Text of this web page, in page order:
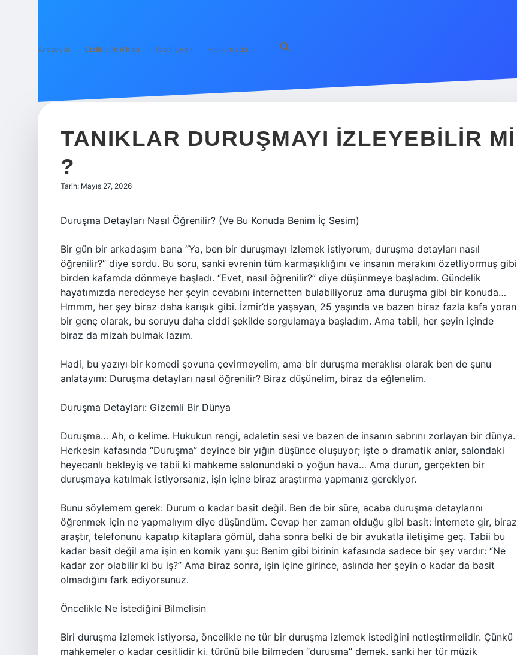
Anasayfa Gizlilik Politikası Yasal Uyarı Hakkımızda
TANIKLAR DURUŞMAYI IZLEYEBILIR MI
?
Tarih: Mayıs 27, 2026
Duruşma Detayları Nasıl Öğrenilir? (Ve Bu Konuda Benim İç Sesim)
Bir gün bir arkadaşım bana “Ya, ben bir duruşmayı izlemek istiyorum, duruşma detayları nasıl
öğrenilir?” diye sordu. Bu soru, sanki evrenin tüm karmaşıklığını ve insanın merakını özetliyormuş gibi
birden kafamda dönmeye başladı. “Evet, nasıl öğrenilir?” diye düşünmeye başladım. Gündelik
hayatımızda neredeyse her şeyin cevabını internetten bulabiliyoruz ama duruşma gibi bir konuda…
Hmmm, her şey biraz daha karışık gibi. İzmir’de yaşayan, 25 yaşında ve bazen biraz fazla kafa yoran
bir genç olarak, bu soruyu daha ciddi şekilde sorgulamaya başladım. Ama tabii, her şeyin içinde
biraz da mizah bulmak lazım.
Hadi, bu yazıyı bir komedi şovuna çevirmeyelim, ama bir duruşma meraklısı olarak ben de şunu
anlatayım: Duruşma detayları nasıl öğrenilir? Biraz düşünelim, biraz da eğlenelim.
Duruşma Detayları: Gizemli Bir Dünya
Duruşma… Ah, o kelime. Hukukun rengi, adaletin sesi ve bazen de insanın sabrını zorlayan bir dünya.
Herkesin kafasında “Duruşma” deyince bir yığın düşünce oluşuyor; işte o dramatik anlar, salondaki
heyecanlı bekleyiş ve tabii ki mahkeme salonundaki o yoğun hava… Ama durun, gerçekten bir
duruşmaya katılmak istiyorsanız, işin içine biraz araştırma yapmanız gerekiyor.
Bunu söylemem gerek: Durum o kadar basit değil. Ben de bir süre, acaba duruşma detaylarını
öğrenmek için ne yapmalıyım diye düşündüm. Cevap her zaman olduğu gibi basit: İnternete gir, biraz
araştır, telefonunu kapatıp kitaplara gömül, daha sonra belki de bir avukatla iletişime geç. Tabii bu
kadar basit değil ama işin en komik yanı şu: Benim gibi birinin kafasında sadece bir şey vardır: “Ne
kadar zor olabilir ki bu iş?” Ama biraz sonra, işin içine girince, aslında her şeyin o kadar da basit
olmadığını fark ediyorsunuz.
Öncelikle Ne İstediğini Bilmelisin
Biri duruşma izlemek istiyorsa, öncelikle ne tür bir duruşma izlemek istediğini netleştirmelidir. Çünkü
mahkemeler o kadar çeşitlidir ki, türünü bile bilmeden “duruşma” demek, sanki her tür müzik